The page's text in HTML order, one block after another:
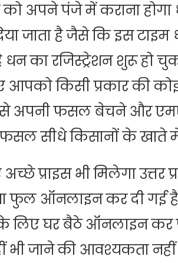
अपने पंजे में कराना होगा
जाता है जैसे कि इस
धन का रजिस्ट्रेशन शुरू हो
किसी प्रकार की कोई
अपनी फसल बेचने और
सीधे किसानों के खाते
प्राइस भी मिलेगा उत्तर
फुल ऑनलाइन कर दी गई
घर बैठे ऑनलाइन कर
भी जाने की आवश्यकता